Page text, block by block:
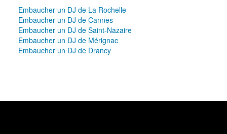
Embaucher un DJ de La Rochelle
Embaucher un DJ de Cannes
Embaucher un DJ de Saint-Nazaire
Embaucher un DJ de Mérignac
Embaucher un DJ de Drancy